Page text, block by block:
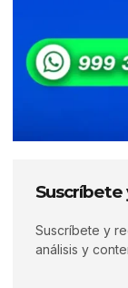
Suscríbete y
análisis y